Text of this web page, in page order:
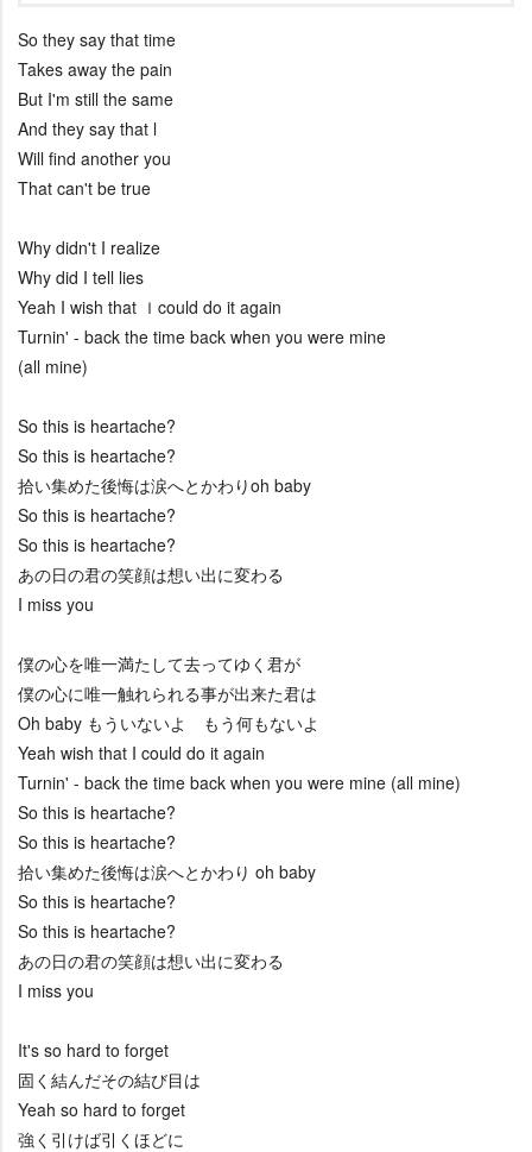
So they say that time
Takes away the pain
But I'm still the same
And they say that l
Will find another you
That can't be true
Why didn't I realize
Why did I tell lies
Yeah I wish that ｌcould do it again
Turnin' - back the time back when you were mine
(all mine)
So this is heartache?
So this is heartache?
拾い集めた後悔は涙へとかわりoh baby
So this is heartache?
So this is heartache?
あの日の君の笑顔は想い出に変わる
I miss you
僕の心を唯一満たして去ってゆく君が
僕の心に唯一触れられる事が出来た君は
Oh baby もういないよ もう何もないよ
Yeah wish that I could do it again
Turnin' - back the time back when you were mine (all mine)
So this is heartache?
So this is heartache?
拾い集めた後悔は涙へとかわり oh baby
So this is heartache?
So this is heartache?
あの日の君の笑顔は想い出に変わる
I miss you
It's so hard to forget
固く結んだその結び目は
Yeah so hard to forget
強く引けば引くほどに